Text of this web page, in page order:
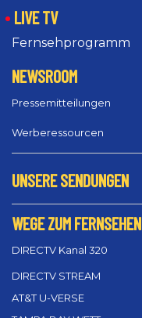
LIVE TV
Fernsehprogramm
NEWSROOM
Pressemitteilungen
Werberessourcen
UNSERE SENDUNGEN
WEGE ZUM FERNSEHEN
DIRECTV Kanal 320
DIRECTV STREAM
AT&T U-VERSE